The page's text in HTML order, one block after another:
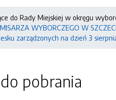
do Rady Miejskiej w okręgu
WYBORCZEGO W
zarządzonych na dzień 3
pobrania